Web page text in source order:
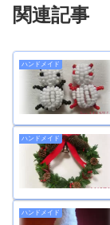
関連記事
ハンドメイド
ハンドメイド
ハンドメイド